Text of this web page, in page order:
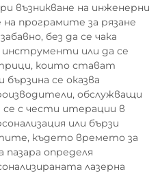
възникване на инженерни
програмите за рязане
без да се чака
или да се
които стават
бързина се оказва
обслужващи
се с чести итерации в
или бързи
където времето за
пазара определя
лазерна